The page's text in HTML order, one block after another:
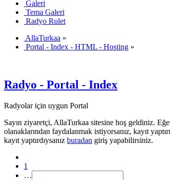
Galeri
Tema Galeri
Radyo Rulet
AllaTurkaa »
Portal - Index - HTML - Hosting »
Radyo - Portal - Index
Radyolar için uygun Portal
Sayın ziyaretçi, AllaTurkaa sitesine hoş geldiniz.
olanaklarından faydalanmak istiyorsanız, kayıt
kayıt yaptırdıysanız buradan giriş yapabilirsiniz.
1
…